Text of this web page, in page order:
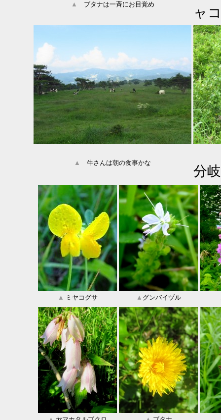
▲ ブタナは一斉にお目覚め
ャ
▲ 牛さんは朝の食事かな
分岐
▲ ミヤコグサ ▲ グンバイヅル